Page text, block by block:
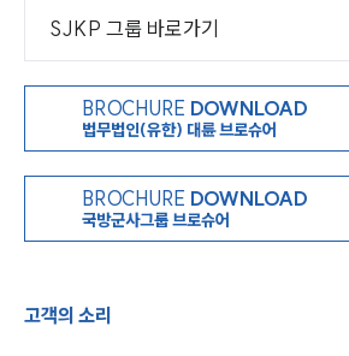
SJKP 그룹 바로가기
BROCHURE DOWNLOAD
법무법인(유한) 대륜 브로슈어
BROCHURE DOWNLOAD
국방군사그룹 브로슈어
고객의 소리